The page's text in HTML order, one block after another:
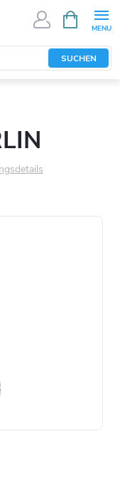
SUCHEN